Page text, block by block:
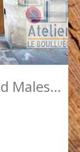
Porte Cochère 86 Bd Malesherbes - 6 - Après Travaux